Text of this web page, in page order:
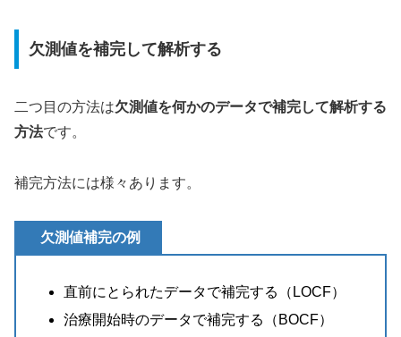
欠測値を補完して解析する
二つ目の方法は欠測値を何かのデータで補完して解析する
方法です。
補完方法には様々あります。
欠測値補完の例
直前にとられたデータで補完する（LOCF）
治療開始時のデータで補完する（BOCF）